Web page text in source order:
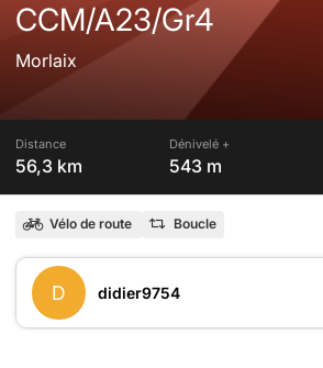
CCM/A23/Gr4
Morlaix
Distance
56,3 km
Dénivelé +
543 m
Vélo de route Boucle
D didier9754